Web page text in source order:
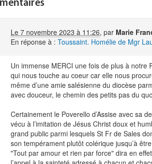
Le 7 novembre 2023 à 11:26, par Marie
En réponse à : Toussaint. Homélie de Mgr
Un immense MERCI une fois de plus à
qui nous touche au coeur car elle nous
même d’une amie salésienne du diocèse
avec douceur, le chemin des petits pas du
Certainement le Poverello d’Assise avec sa
vécu à l’imitation de Jésus Christ doux et
grand public parmi lesquels St Fr de Sales
son tempérament plutôt colérique jusqu’à
"Tout par amour et rien par force" dira en